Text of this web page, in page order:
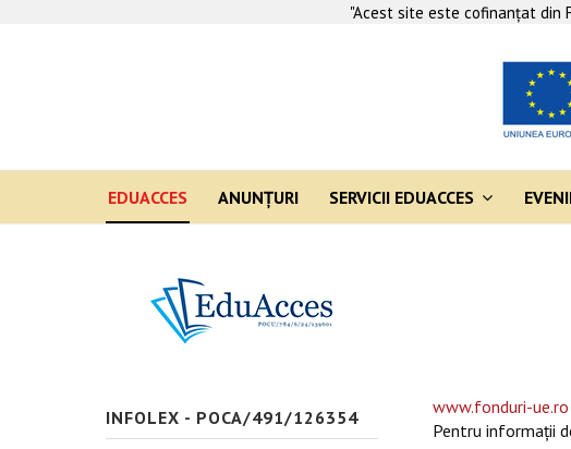
"Acest site este cofinanţat din
EDUACCES ANUNŢURI SERVICII EDUACCES
www.fonduri-ue.ro
Pentru informaţii
INFOLEX - POCA/491/126354